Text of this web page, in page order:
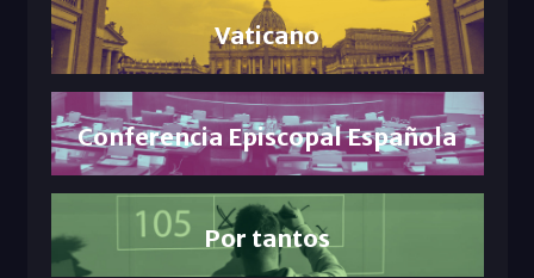
Vaticano
Conferencia Episcopal Española
Por tantos